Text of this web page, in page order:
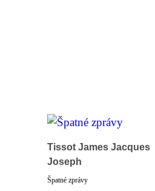
Tissot James Jacques
Joseph
Špatné zprávy